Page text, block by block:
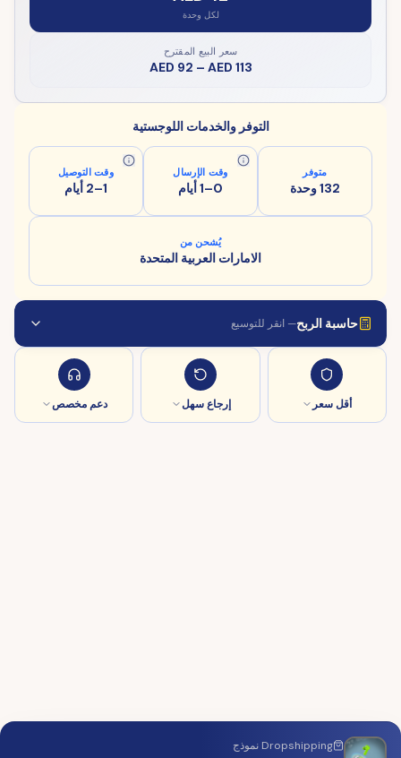
لكل وحدة
سعر البيع المقترح
AED 92 – AED 113
التوفر والخدمات اللوجستية
متوفر
132 وحدة
وقت الإرسال
0–1 أيام
وقت التوصيل
1–2 أيام
يُشحن من
الامارات العربية المتحدة
حاسبة الربح— انقر للتوسيع
أقل سعر إرجاع سهل دعم مخصص
Dropshipping نموذج